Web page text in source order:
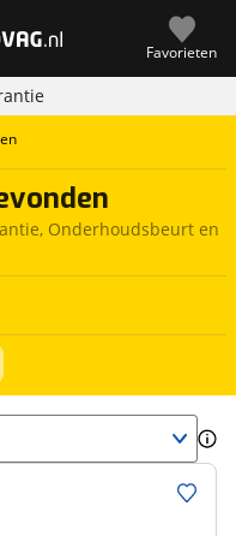
Favorieten
Onderhoudsbeurt en